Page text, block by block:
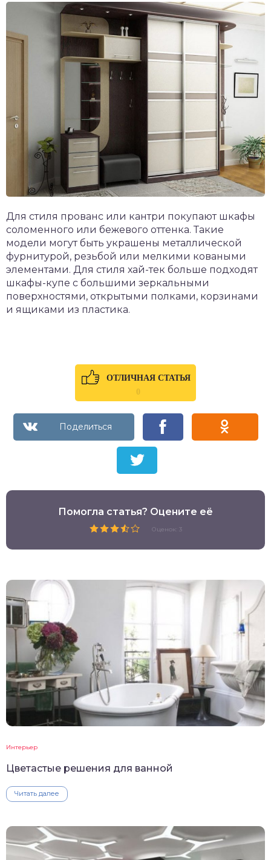
Для стиля прованс или кантри покупают шкафы
соломенного или бежевого оттенка. Такие
модели могут быть украшены металлической
фурнитурой, резьбой или мелкими коваными
элементами. Для стиля хай-тек больше подходят
шкафы-купе с большими зеркальными
поверхностями, открытыми полками, корзинами
и ящиками из пластика.
ОТЛИЧНАЯ СТАТЬЯ
0
Помогла статья? Оцените её
Оценок: 3
Интерьер
Цветастые решения для ванной
Читать далее